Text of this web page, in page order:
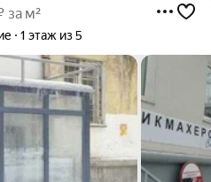
за м²
1 этаж из 5